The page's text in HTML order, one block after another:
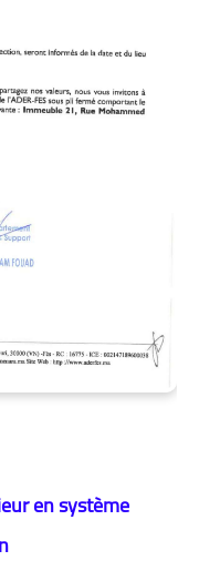
en système